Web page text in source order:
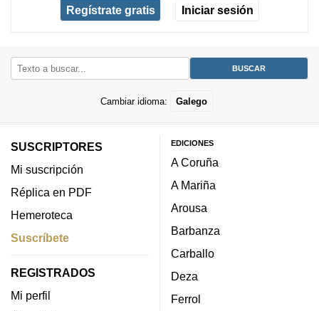
Regístrate gratis Iniciar sesión
Cambiar idioma: Galego
SUSCRIPTORES
Mi suscripción
Réplica en PDF
Hemeroteca
Suscríbete
REGISTRADOS
Mi perfil
EDICIONES
A Coruña
A Mariña
Arousa
Barbanza
Carballo
Deza
Ferrol